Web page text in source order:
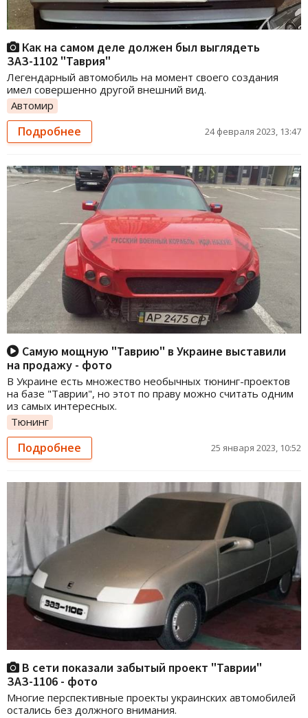
Как на самом деле должен был выглядеть
ЗАЗ-1102 "Таврия"
Легендарный автомобиль на момент своего создания
имел совершенно другой внешний вид.
Автомир
Подробнее 24 февраля 2023, 13:47
Самую мощную "Таврию" в Украине выставили
на продажу - фото
В Украине есть множество необычных тюнинг-проектов
на базе "Таврии", но этот по праву можно считать одним
из самых интересных.
Тюнинг
Подробнее 25 января 2023, 10:52
В сети показали забытый проект "Таврии"
ЗАЗ-1106 - фото
Многие перспективные проекты украинских автомобилей
остались без должного внимания.